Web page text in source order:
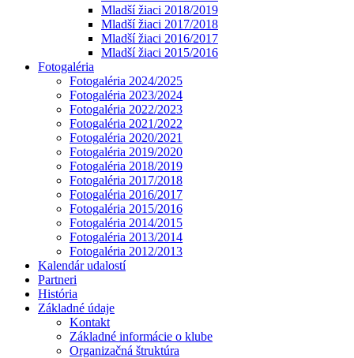
Mladší žiaci 2018/2019
Mladší žiaci 2017/2018
Mladší žiaci 2016/2017
Mladší žiaci 2015/2016
Fotogaléria
Fotogaléria 2024/2025
Fotogaléria 2023/2024
Fotogaléria 2022/2023
Fotogaléria 2021/2022
Fotogaléria 2020/2021
Fotogaléria 2019/2020
Fotogaléria 2018/2019
Fotogaléria 2017/2018
Fotogaléria 2016/2017
Fotogaléria 2015/2016
Fotogaléria 2014/2015
Fotogaléria 2013/2014
Fotogaléria 2012/2013
Kalendár udalostí
Partneri
História
Základné údaje
Kontakt
Základné informácie o klube
Organizačná štruktúra